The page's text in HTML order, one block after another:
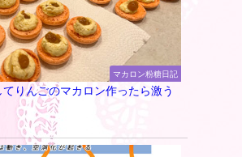
マカロン粉糖日記
りんごのマカロン作ったら激う